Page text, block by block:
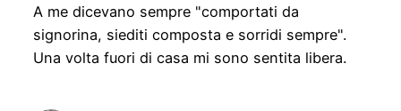
A me dicevano sempre "comportati da
signorina, siediti composta e sorridi sempre".
Una volta fuori di casa mi sono sentita libera.